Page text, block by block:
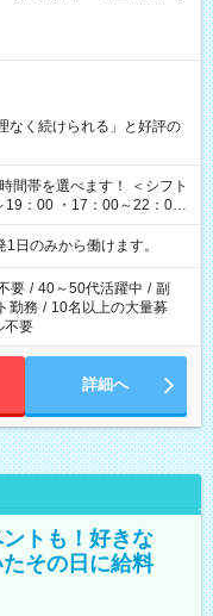
なく続けられる」と好評の
19：00 ・17：00～22：00
：00 など
日のみから働けます。
要 / 40～50代活躍中 / 副
勤務 / 10名以上の大量募
不要
詳細へ
トも！好きな
その日に給料